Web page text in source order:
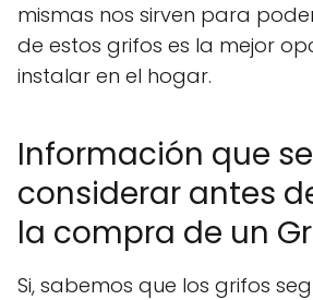
mismas nos sirven para
de estos grifos es la mejor
instalar en el hogar.
Información que
considerar antes
la compra de un
Si, sabemos que los grifos